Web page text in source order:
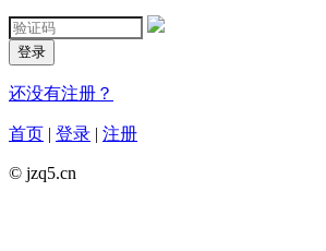
登录
还没有注册？
首页 | 登录 | 注册
© jzq5.cn